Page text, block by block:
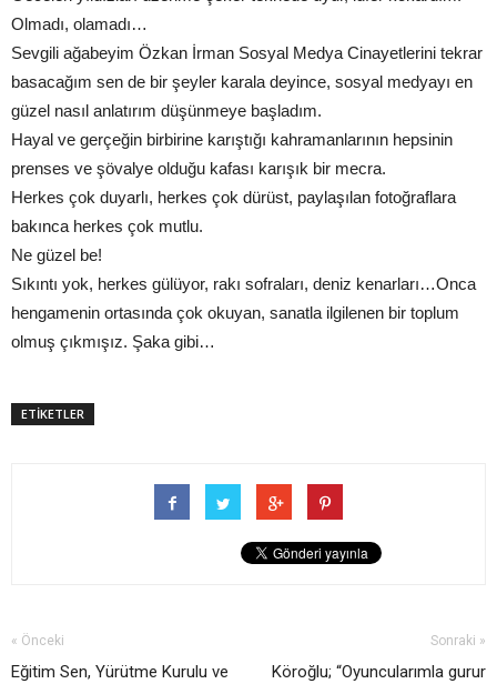
Olmadı, olamadı…
Sevgili ağabeyim Özkan İrman Sosyal Medya Cinayetlerini tekrar
basacağım sen de bir şeyler karala deyince, sosyal medyayı en
güzel nasıl anlatırım düşünmeye başladım.
Hayal ve gerçeğin birbirine karıştığı kahramanlarının hepsinin
prenses ve şövalye olduğu kafası karışık bir mecra.
Herkes çok duyarlı, herkes çok dürüst, paylaşılan fotoğraflara
bakınca herkes çok mutlu.
Ne güzel be!
Sıkıntı yok, herkes gülüyor, rakı sofraları, deniz kenarları…Onca
hengamenin ortasında çok okuyan, sanatla ilgilenen bir toplum
olmuş çıkmışız. Şaka gibi…
ETİKETLER
« Önceki
Eğitim Sen, Yürütme Kurulu ve
Sonraki »
Köroğlu; “Oyuncularımla gurur